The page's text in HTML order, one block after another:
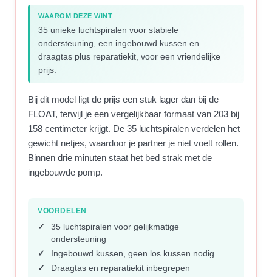
WAAROM DEZE WINT
35 unieke luchtspiralen voor stabiele
ondersteuning, een ingebouwd kussen en
draagtas plus reparatiekit, voor een vriendelijke
prijs.
Bij dit model ligt de prijs een stuk lager dan bij de
FLOAT, terwijl je een vergelijkbaar formaat van 203 bij
158 centimeter krijgt. De 35 luchtspiralen verdelen het
gewicht netjes, waardoor je partner je niet voelt rollen.
Binnen drie minuten staat het bed strak met de
ingebouwde pomp.
VOORDELEN
35 luchtspiralen voor gelijkmatige
ondersteuning
Ingebouwd kussen, geen los kussen nodig
Draagtas en reparatiekit inbegrepen